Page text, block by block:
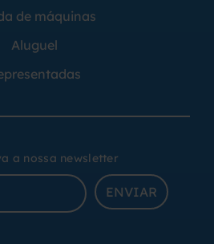
de máquinas
Aluguel
a nossa newsletter
ENVIAR